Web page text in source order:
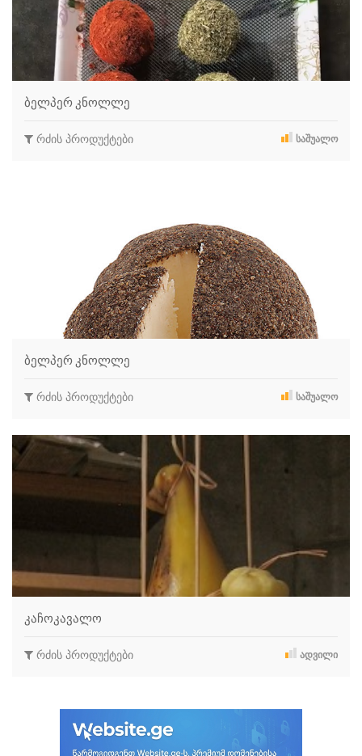
ბელპერ კნოლლე
რძის პროდუქტები ᲡᲐᲨᲣᲐᲚᲝ
ბელპერ კნოლლე
რძის პროდუქტები ᲡᲐᲨᲣᲐᲚᲝ
კაჩოკავალო
რძის პროდუქტები ᲐᲓᲕᲘᲚᲘ